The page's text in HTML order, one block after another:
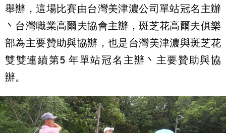
舉辦，這場比賽由台灣美津濃公司單站冠名主辦
丶台灣職業高爾夫協會主辦，斑芝花高爾夫俱樂
部為主要贊助與協辦，也是台灣美津濃與斑芝花
雙雙連續第5 年單站冠名主辦丶主要贊助與協
辦。